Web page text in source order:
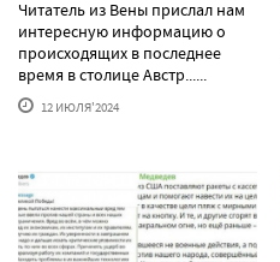
Читатель из Вены прислал нам
интересную информацию о
происходящих в последнее
время в столице Австр......
12 ИЮЛЯ'2024